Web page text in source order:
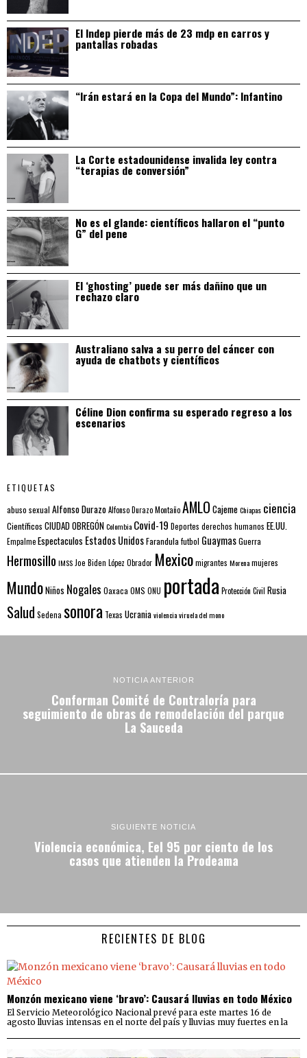
El Indep pierde más de 23 mdp en carros y
pantallas robadas
“Irán estará en la Copa del Mundo”: Infantino
La Corte estadounidense invalida ley contra
“terapias de conversión”
No es el glande: científicos hallaron el “punto
G” del pene
El ‘ghosting’ puede ser más dañino que un
rechazo claro
Australiano salva a su perro del cáncer con
ayuda de chatbots y científicos
Céline Dion confirma su esperado regreso a los
escenarios
ETIQUETAS
abuso sexual Alfonso DurazoAlfonso Durazo MontañoAMLO CajemeChiapas ciencia
Científicos CIUDAD OBREGÓNColombia Covid-19 Deportes derechos humanos EE.UU.
EmpalmeEspectaculos Estados UnidosFarandulafutbol GuaymasGuerra
Hermosillo IMSS Joe Biden López Obrador Mexicomigrantes Morenamujeres
MundoNiños Nogales Oaxaca OMS ONU portada Protección Civil Rusia
Salud Sedena sonora Texas Ucraniaviolenciaviruela del mono
NOTICIA ANTERIOR
Conforman Comité de Contraloría para
seguimiento de obras de remodelación del parque
La Sauceda
SIGUIENTE NOTICIA
Violencia económica, Eel 95 por ciento de los
casos que atienden la Prodeama
RECIENTES DE BLOG
Monzón mexicano viene ‘bravo’: Causará lluvias en todo México
El Servicio Meteorológico Nacional prevé para este martes 16 de
agosto lluvias intensas en el norte del país y lluvias muy fuertes en la